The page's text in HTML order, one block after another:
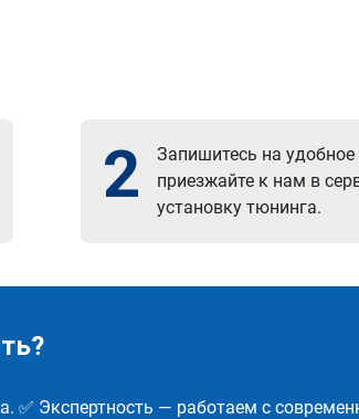
2
Запишитесь на
приезжайте к нам в
установку тюнинга.
✅ Экспертность — работаем с